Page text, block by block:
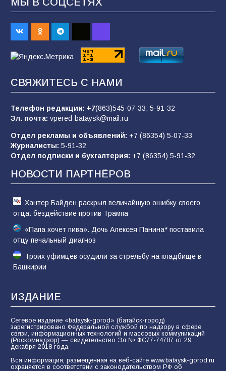
«Слухами Москву не возьмёшь»: почему
заявления Киева о мобилизации — это
отчаяние, а не разведка
83 02.08.2026
конкурса «Большая перемена»
62 04.08.2026
Командовал боем до последнего: герой
61 05.08.2026
СВЯЖИТЕСЬ С НАМИ
Телефон редакции: +7(863)545-07-33, 5-91-32
Эл. почта: vpered-bataysk@mail.ru
Отдел рекламы и объявлений: +7 (86354) 5-07-33
Журналисты: 5-91-32
Отдел подписки и бухгалтерия: +7 (86354) 5-91-32
НОВОСТИ ПАРТНЁРОВ
Хантер Байден раскрыл величайшую ошибку своего
отца: бездействие против Трампа
«Папа хочет пива». Дочь Алексея Панина* поставила
отцу печальный диагноз
Троих уфимцев осудили за стрельбу на кладбище в
Башкирии
ИЗДАНИЕ
Сетевое издание «bataysk-gorod» (батайск-город)
зарегистрировано Федеральной службой по надзору в сфере
связи, информационных технологий и массовых коммуникаций
(Роскомнадзор) — свидетельство Эл № ФС77-74707 от 29
декабря 2018 года.
Вся информация, размещенная на веб-сайте www.bataysk-gorod.ru
охраняется в соответствии с законодательством РФ об